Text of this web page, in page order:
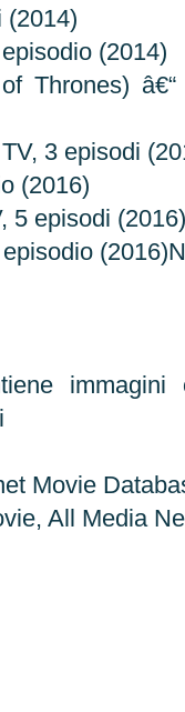
(2014)
(2014)
Thrones)
3 episodi
(2016)
5 episodi (2016)
Movie
All Media